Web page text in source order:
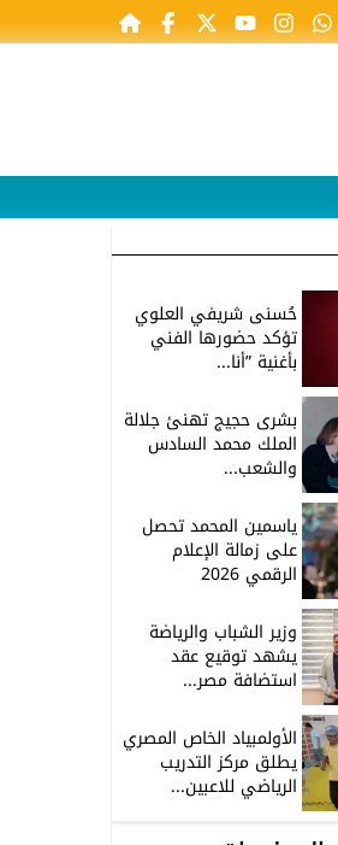
حُسنى شريفي العلوي
تؤكد حضورها الفني
بأغنية ”أنا...
بشرى حجيج تهنئ جلالة
الملك محمد السادس
والشعب...
ياسمين المحمد تحصل
على زمالة الإعلام
الرقمي 2026
وزير الشباب والرياضة
يشهد توقيع عقد
استضافة مصر...
الأولمبياد الخاص المصري
يطلق مركز التدريب
الرياضي للاعبين...